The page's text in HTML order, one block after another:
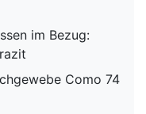
im Bezug:
Como 74